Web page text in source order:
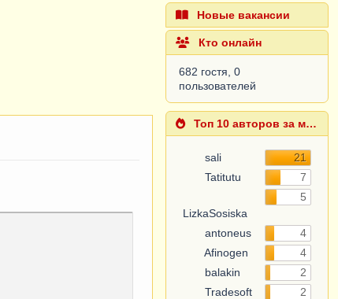
Новые вакансии
Кто онлайн
682 гостя, 0
пользователей
Топ 10 авторов за месяц
sali
21
Tatitutu
7
LizkaSosiska
5
antoneus
4
Afinogen
4
balakin
2
Tradesoft
2